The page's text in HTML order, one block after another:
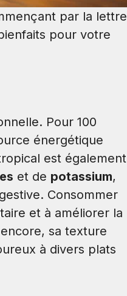
par la lettre
pour votre
Pour 100
énergétique
est également
et de potassium,
Consommer
et à améliorer la
sa texture
à divers plats